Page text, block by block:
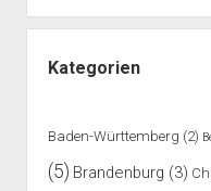
Kategorien
Baden-Württemberg (2)
(5) Brandenburg (3)